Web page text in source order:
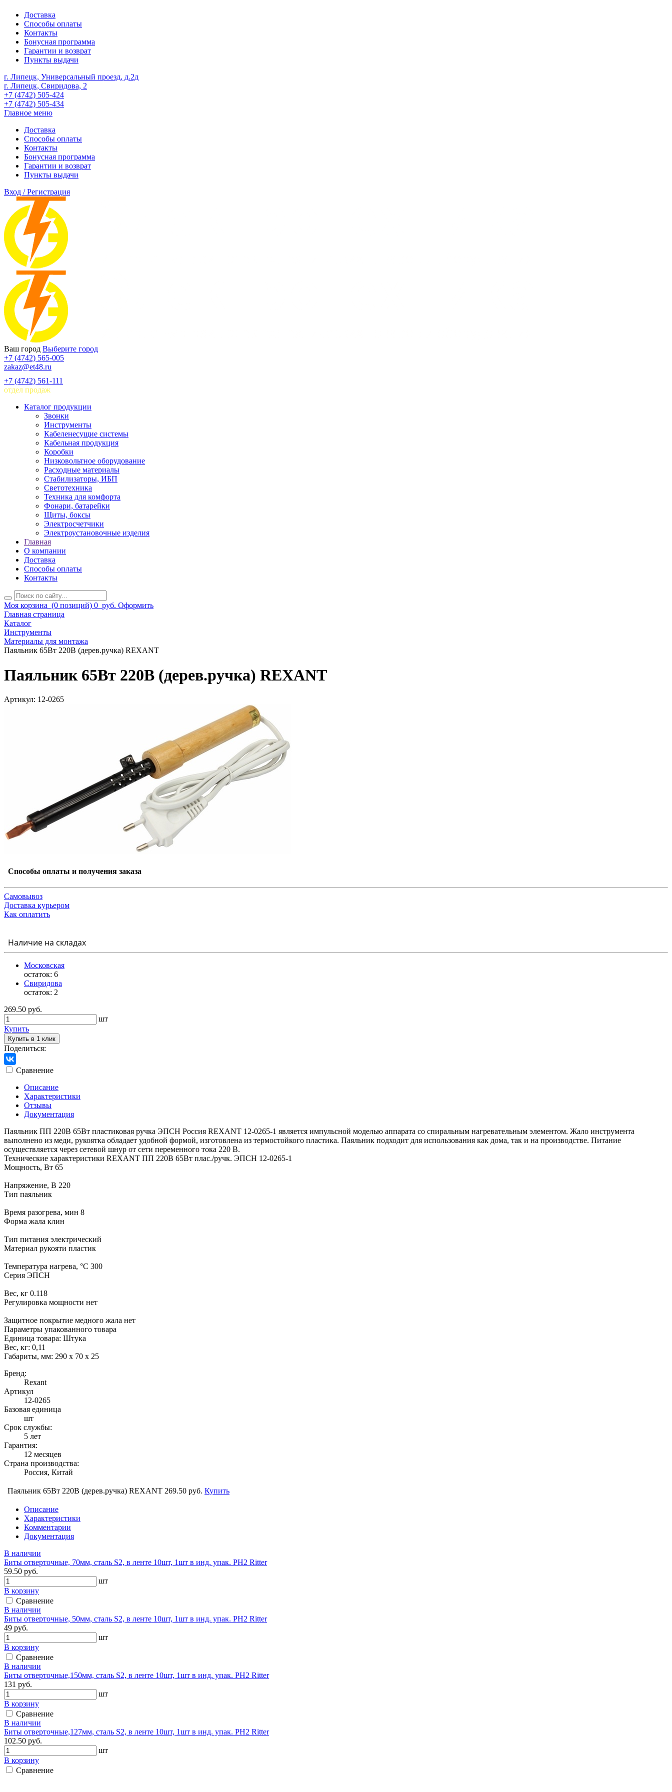
Доставка
Способы оплаты
Контакты
Бонусная программа
Гарантии и возврат
Пункты выдачи
г. Липецк, Универсальный проезд, д.2д
г. Липецк, Свиридова, 2
+7 (4742) 505-424
+7 (4742) 505-434
Главное меню
Доставка
Способы оплаты
Контакты
Бонусная программа
Гарантии и возврат
Пункты выдачи
Вход / Регистрация
Ваш город Выберите город
+7 (4742) 565-005
zakaz@et48.ru
+7 (4742) 561-111
отдел продаж
Каталог продукции
Звонки
Инструменты
Кабеленесущие системы
Кабельная продукция
Коробки
Низковольтное оборудование
Расходные материалы
Стабилизаторы, ИБП
Светотехника
Техника для комфорта
Фонари, батарейки
Щиты, боксы
Электросчетчики
Электроустановочные изделия
Главная
О компании
Доставка
Способы оплаты
Контакты
Моя корзина (0 позиций) 0 руб. Оформить
Главная страница
Каталог
Инструменты
Материалы для монтажа
Паяльник 65Вт 220В (дерев.ручка) REXANT
Паяльник 65Вт 220В (дерев.ручка) REXANT
Артикул: 12-0265
Способы оплаты и получения заказа
Самовывоз
Доставка курьером
Как оплатить
Наличие на складах
Московская
остаток: 6
Свиридова
остаток: 2
269.50 руб.
шт
Купить
Купить в 1 клик
Поделиться:
Сравнение
Описание
Характеристики
Отзывы
Документация
Паяльник ПП 220В 65Вт пластиковая ручка ЭПСН Россия REXANT 12-0265-1 является импульсной моделью аппарата со спиральным нагревательным элементом. Жало инструмента
выполнено из меди, рукоятка обладает удобной формой, изготовлена из термостойкого пластика. Паяльник подходит для использования как дома, так и на производстве. Питание
осуществляется через сетевой шнур от сети переменного тока 220 В.
Технические характеристики REXANT ПП 220В 65Вт плас./ручк. ЭПСН 12-0265-1
Мощность, Вт 65
Напряжение, В 220
Тип паяльник
Время разогрева, мин 8
Форма жала клин
Тип питания электрический
Материал рукояти пластик
Температура нагрева, °C 300
Серия ЭПСН
Вес, кг 0.118
Регулировка мощности нет
Защитное покрытие медного жала нет
Параметры упакованного товара
Единица товара: Штука
Вес, кг: 0,11
Габариты, мм: 290 x 70 x 25
Бренд:
Rexant
Артикул
12-0265
Базовая единица
шт
Срок службы:
5 лет
Гарантия:
12 месяцев
Страна производства:
Россия, Китай
Паяльник 65Вт 220В (дерев.ручка) REXANT 269.50 руб. Купить
Описание
Характеристики
Комментарии
Документация
В наличии
Биты отверточные, 70мм, сталь S2, в ленте 10шт, 1шт в инд. упак. PH2 Ritter
59.50 руб.
шт
В корзину
Сравнение
В наличии
Биты отверточные, 50мм, сталь S2, в ленте 10шт, 1шт в инд. упак. PH2 Ritter
49 руб.
шт
В корзину
Сравнение
В наличии
Биты отверточные,150мм, сталь S2, в ленте 10шт, 1шт в инд. упак. PH2 Ritter
131 руб.
шт
В корзину
Сравнение
В наличии
Биты отверточные,127мм, сталь S2, в ленте 10шт, 1шт в инд. упак. PH2 Ritter
102.50 руб.
шт
В корзину
Сравнение